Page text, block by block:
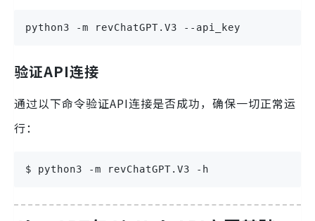
python3 -m revChatGPT.V3 --api_key
验证API连接
通过以下命令验证API连接是否成功，确保一切正常运
行：
$ python3 -m revChatGPT.V3 -h